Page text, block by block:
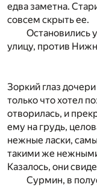
едва заметна.
совсем скрыть ее.
Остановились
улицу, против
Зоркий глаз
только что хотел
отворилась, и
ему на грудь,
нежные ласки,
такими же
Казалось, они
Сурмин, в